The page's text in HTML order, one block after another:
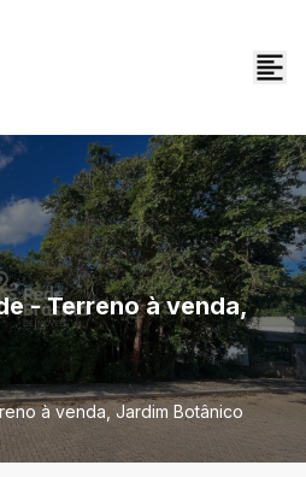
- Terreno à venda,
à venda, Jardim Botânico